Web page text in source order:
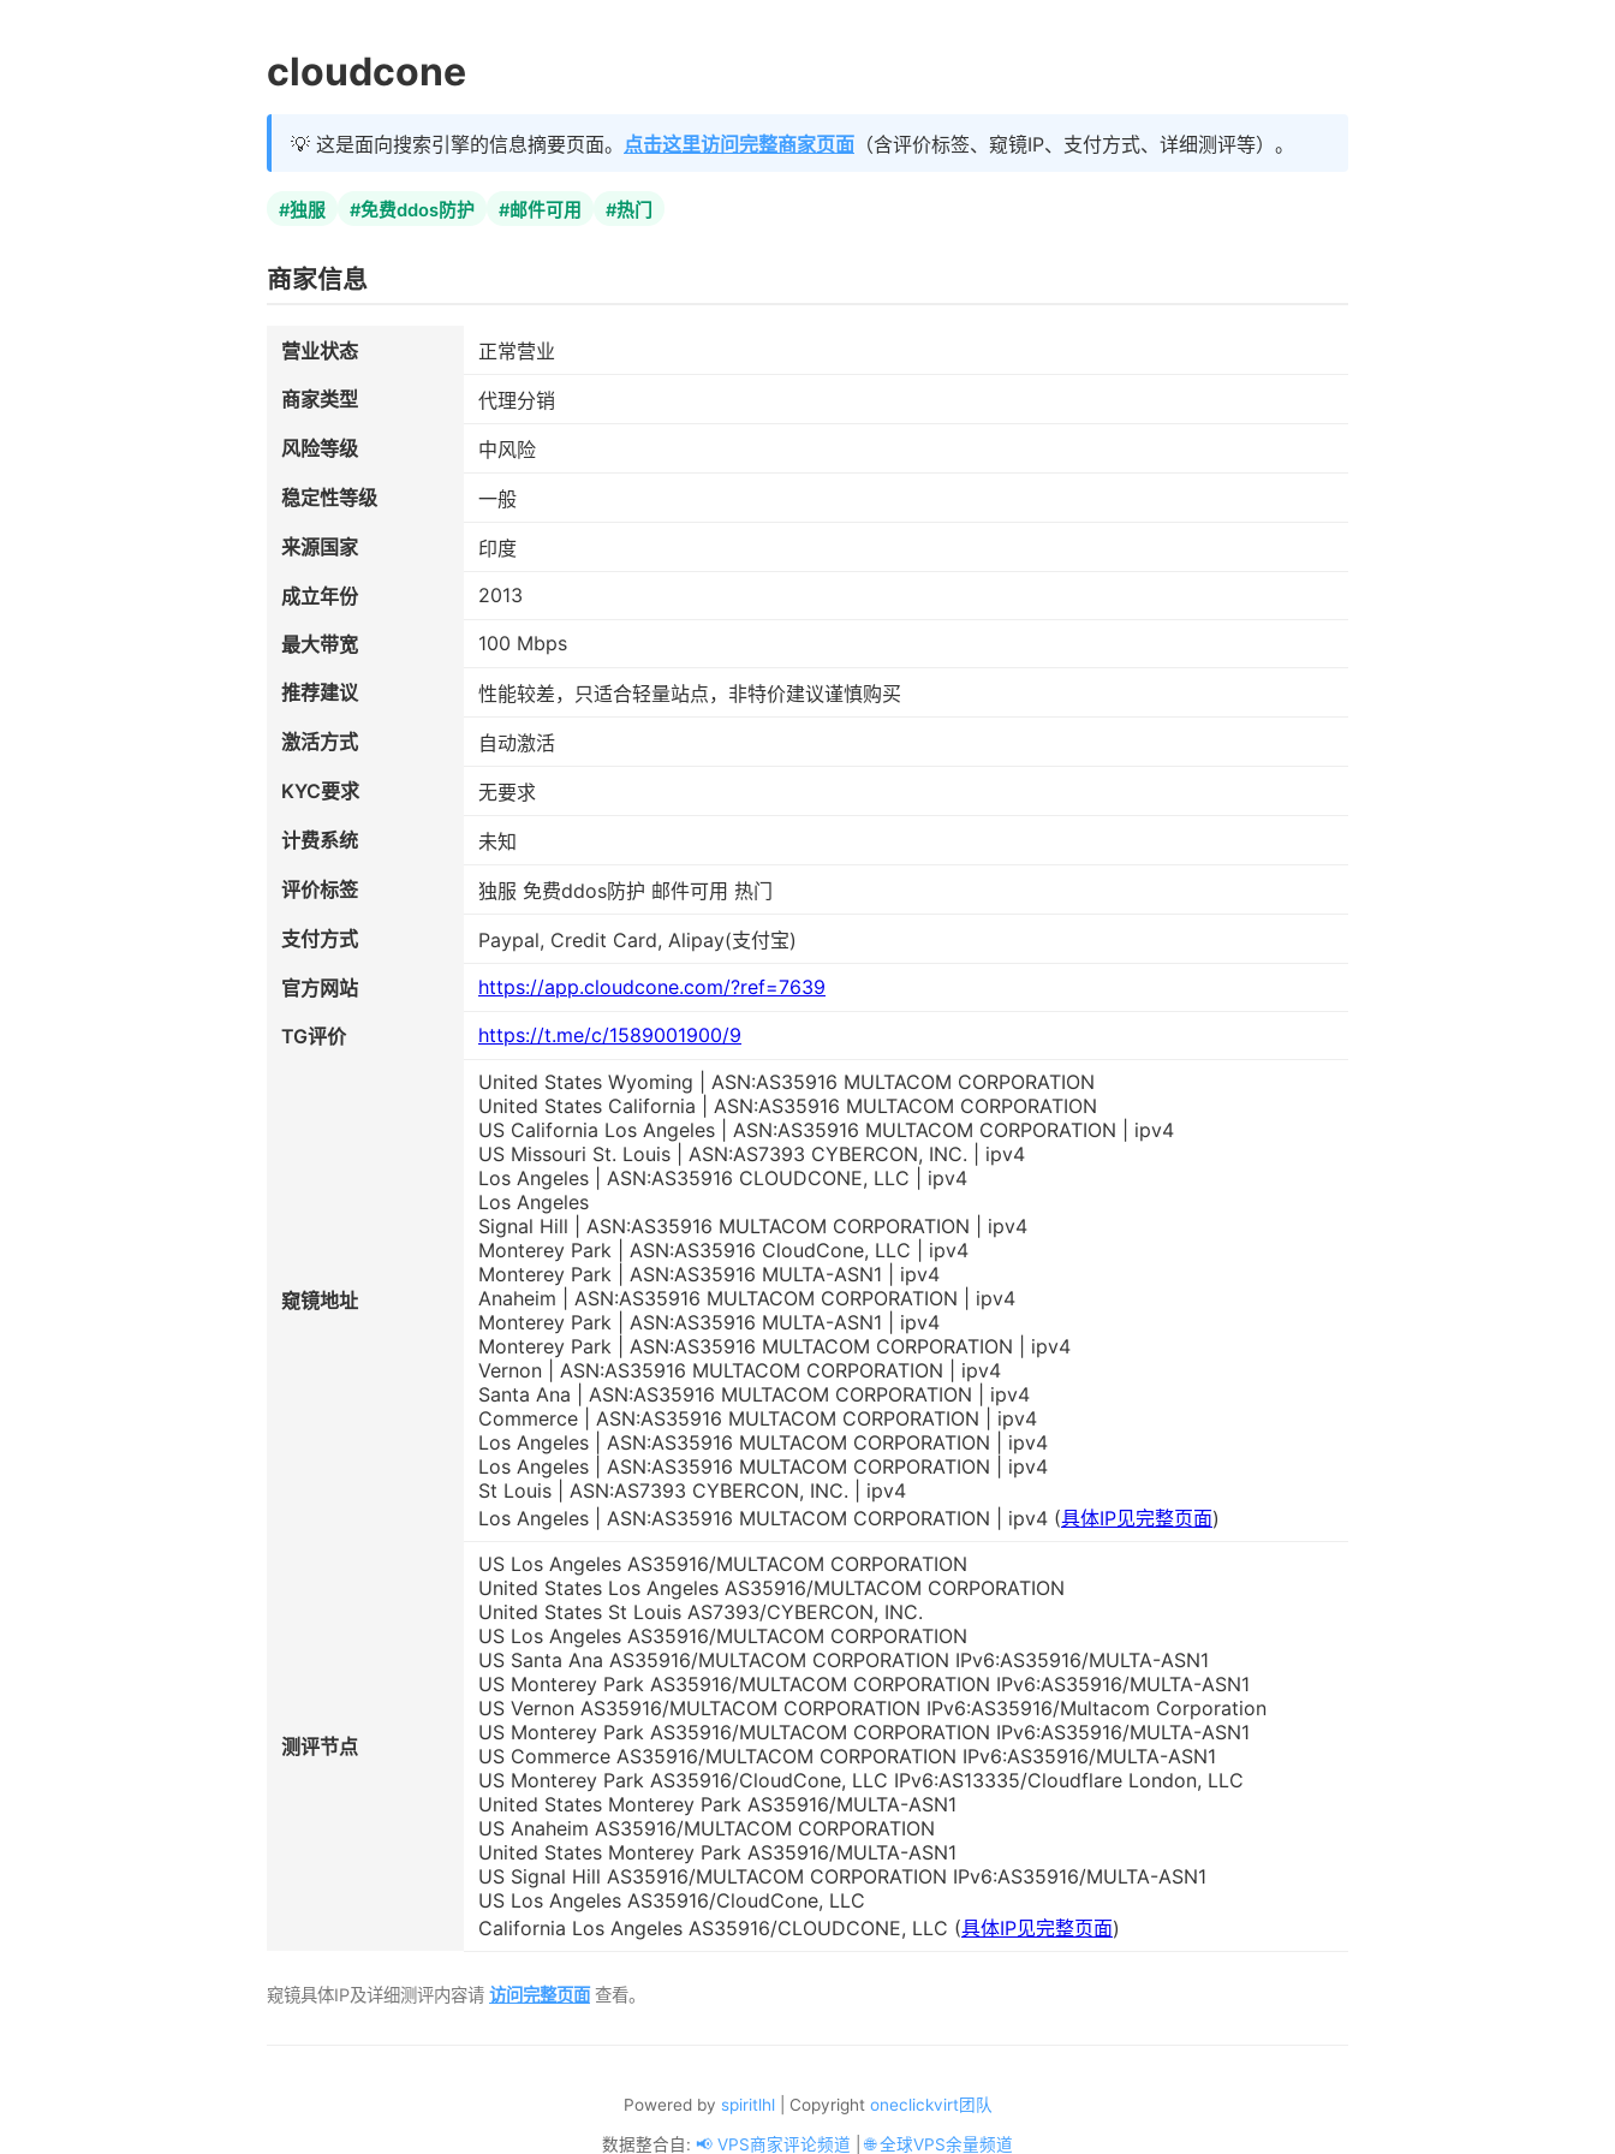
cloudcone
💡 这是面向搜索引擎的信息摘要页面。 点击这里访问完整商家页面 （含评价标签、窥镜IP、支付方式、详细测评等）。
#独服 #免费ddos防护 #邮件可用 #热门
商家信息
营业状态
正常营业
商家类型
代理分销
风险等级
中风险
稳定性等级
一般
来源国家
印度
成立年份
2013
最大带宽 100 Mbps
推荐建议
性能较差，只适合轻量站点，非特价建议谨慎购买
激活方式
自动激活
KYC要求
无要求
计费系统
未知
评价标签
独服 免费ddos防护 邮件可用 热门
支付方式
Paypal, Credit Card, Alipay(支付宝)
官方网站
https://app.cloudcone.com/?ref=7639
TG评价 https://t.me/c/1589001900/9
窥镜地址
United States Wyoming | ASN:AS35916 MULTACOM CORPORATION
United States California | ASN:AS35916 MULTACOM CORPORATION
US California Los Angeles | ASN:AS35916 MULTACOM CORPORATION | ipv4
US Missouri St. Louis | ASN:AS7393 CYBERCON, INC. | ipv4
Los Angeles | ASN:AS35916 CLOUDCONE, LLC | ipv4
Los Angeles
Signal Hill | ASN:AS35916 MULTACOM CORPORATION | ipv4
Monterey Park | ASN:AS35916 CloudCone, LLC | ipv4
Monterey Park | ASN:AS35916 MULTA-ASN1 | ipv4
Anaheim | ASN:AS35916 MULTACOM CORPORATION | ipv4
Monterey Park | ASN:AS35916 MULTA-ASN1 | ipv4
Monterey Park | ASN:AS35916 MULTACOM CORPORATION | ipv4
Vernon | ASN:AS35916 MULTACOM CORPORATION | ipv4
Santa Ana | ASN:AS35916 MULTACOM CORPORATION | ipv4
Commerce | ASN:AS35916 MULTACOM CORPORATION | ipv4
Los Angeles | ASN:AS35916 MULTACOM CORPORATION | ipv4
Los Angeles | ASN:AS35916 MULTACOM CORPORATION | ipv4
St Louis | ASN:AS7393 CYBERCON, INC. | ipv4
Los Angeles | ASN:AS35916 MULTACOM CORPORATION | ipv4 (具体IP见完整页面)
测评节点
US Los Angeles AS35916/MULTACOM CORPORATION
United States Los Angeles AS35916/MULTACOM CORPORATION
United States St Louis AS7393/CYBERCON, INC.
US Los Angeles AS35916/MULTACOM CORPORATION
US Santa Ana AS35916/MULTACOM CORPORATION IPv6:AS35916/MULTA-ASN1
US Monterey Park AS35916/MULTACOM CORPORATION IPv6:AS35916/MULTA-ASN1
US Vernon AS35916/MULTACOM CORPORATION IPv6:AS35916/Multacom Corporation
US Monterey Park AS35916/MULTACOM CORPORATION IPv6:AS35916/MULTA-ASN1
US Commerce AS35916/MULTACOM CORPORATION IPv6:AS35916/MULTA-ASN1
US Monterey Park AS35916/CloudCone, LLC IPv6:AS13335/Cloudflare London, LLC
United States Monterey Park AS35916/MULTA-ASN1
US Anaheim AS35916/MULTACOM CORPORATION
United States Monterey Park AS35916/MULTA-ASN1
US Signal Hill AS35916/MULTACOM CORPORATION IPv6:AS35916/MULTA-ASN1
US Los Angeles AS35916/CloudCone, LLC
California Los Angeles AS35916/CLOUDCONE, LLC (具体IP见完整页面)
窥镜具体IP及详细测评内容请 访问完整页面查看。
Powered by spiritlhl| Copyright oneclickvirt团队
数据整合自: 📢 VPS商家评论频道 |🌐 全球VPS余量频道